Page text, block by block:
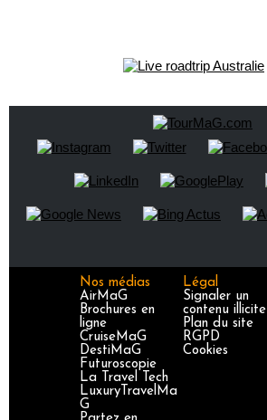
Nos médias
AirMaG
Brochures en
ligne
CruiseMaG
DestiMaG
Futuroscopie
La Travel Tech
LuxuryTravelMa
G
Légal
Signaler un
contenu illicite
Plan du site
RGPD
Cookies